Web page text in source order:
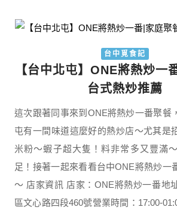
台中覓食記
【台中北屯】ONE將熱炒一
台式熱炒推薦
這次跟著同事來到ONE將熱炒一番聚餐
屯有一間味道這麼好的熱炒店～尤其是
米粉～蝦子超大隻！料非常多又豐滿
足！接著一起來看看台中ONE將熱炒一
～ 店家資訊 店家：ONE將熱炒一番地
區文心路四段460號營業時間：17:00-